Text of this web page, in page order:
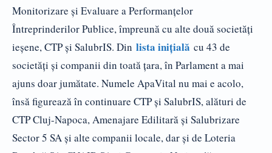
Monitorizare și Evaluare a Performanțelor
Întreprinderilor Publice, împreună cu alte două societăți
ieșene, CTP și SalubrIS. Din lista inițială cu 43 de
societăți și companii din toată țara, în Parlament a mai
ajuns doar jumătate. Numele ApaVital nu mai e acolo,
însă figurează în continuare CTP și SalubrIS, alături de
CTP Cluj-Napoca, Amenajare Edilitară și Salubrizare
Sector 5 SA și alte companii locale, dar și de Loteria